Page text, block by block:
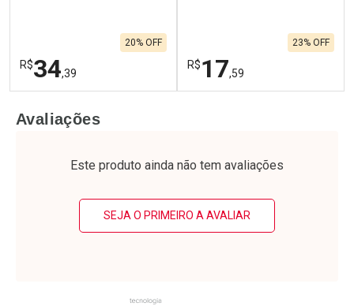
R$34,39
20% OFF
Laboratório
Por Menos
R$17,59
23% OFF
Laboratório
Por Menos
Avaliações
Este produto ainda não tem avaliações
SEJA O PRIMEIRO A AVALIAR